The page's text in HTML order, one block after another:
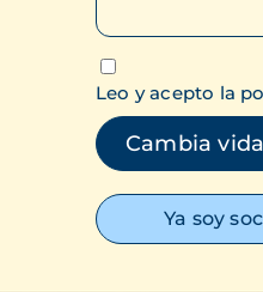
Leo y acepto la
Cambia
Ya soy